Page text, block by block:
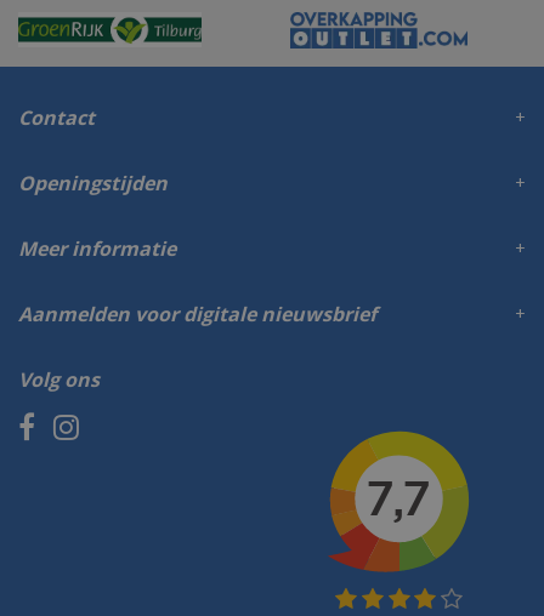
Contact
Volg ons
Openingstijden
Meer informatie
Aanmelden voor digitale nieuwsbrief